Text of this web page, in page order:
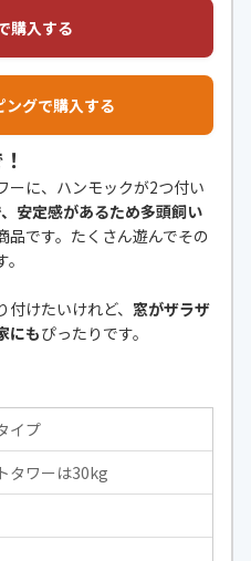
購入する
グで購入する
ーに、ハンモックが2つ付い
安定感があるため多頭飼い
品です。たくさん遊んでその
けたいけれど、 窓がザラザ
にもぴったりです。
イプ
タワーは30kg